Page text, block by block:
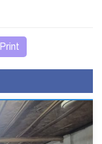
Print